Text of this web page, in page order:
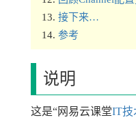
接下来…
参考
说明
这是“网易云课堂IT技